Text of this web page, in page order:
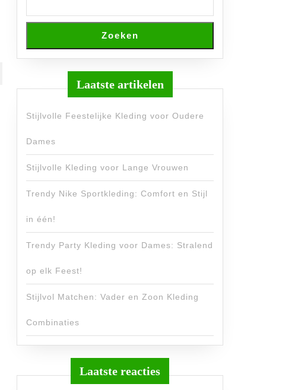
Zoeken
Laatste artikelen
Stijlvolle Feestelijke Kleding voor Oudere
Dames
Stijlvolle Kleding voor Lange Vrouwen
Trendy Nike Sportkleding: Comfort en Stijl
in één!
Trendy Party Kleding voor Dames: Stralend
op elk Feest!
Stijlvol Matchen: Vader en Zoon Kleding
Combinaties
Laatste reacties